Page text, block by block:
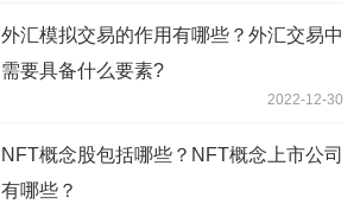
外汇模拟交易的作用有哪些？外汇交易中
需要具备什么要素?
2022-12-30
NFT概念股包括哪些？NFT概念上市公司
有哪些？